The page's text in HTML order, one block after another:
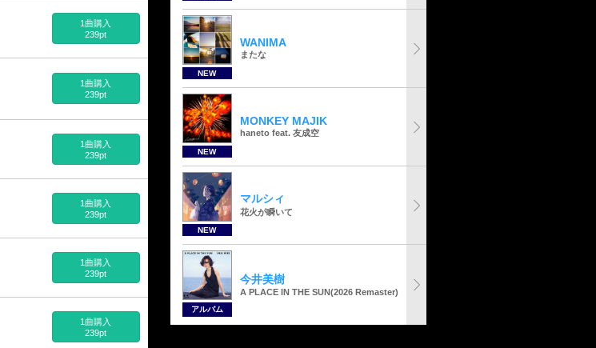
1曲購入
239pt
1曲購入
239pt
1曲購入
239pt
1曲購入
239pt
1曲購入
239pt
1曲購入
239pt
NEW
WANIMA
またな
NEW
MONKEY MAJIK
haneto feat. 友成空
NEW
マルシィ
花火が瞬いて
アルバム
今井美樹
A PLACE IN THE SUN(2026 Remaster)